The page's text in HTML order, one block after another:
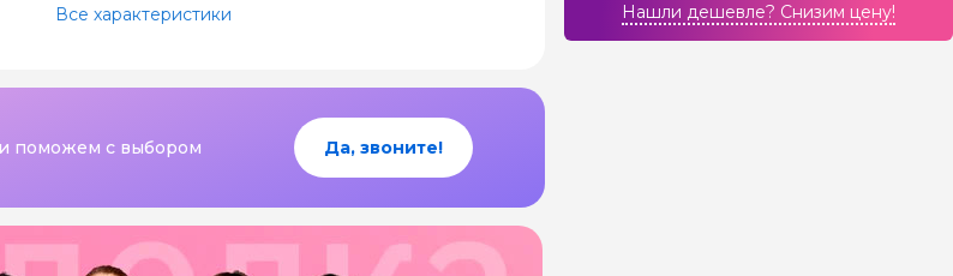
Все характеристики
поможем с выбором Да, звоните!
Нашли дешевле? Cнизим цену!